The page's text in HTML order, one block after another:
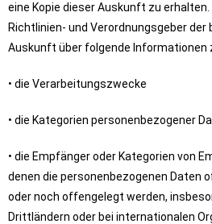
eine Kopie dieser Auskunft zu
Richtlinien- und Verordnungsgeber
Auskunft über folgende Informationen
• die Verarbeitungszwecke
• die Kategorien personenbezogener
• die Empfänger oder Kategorien von
denen die personenbezogenen Daten
oder noch offengelegt werden,
Drittländern oder bei internationalen